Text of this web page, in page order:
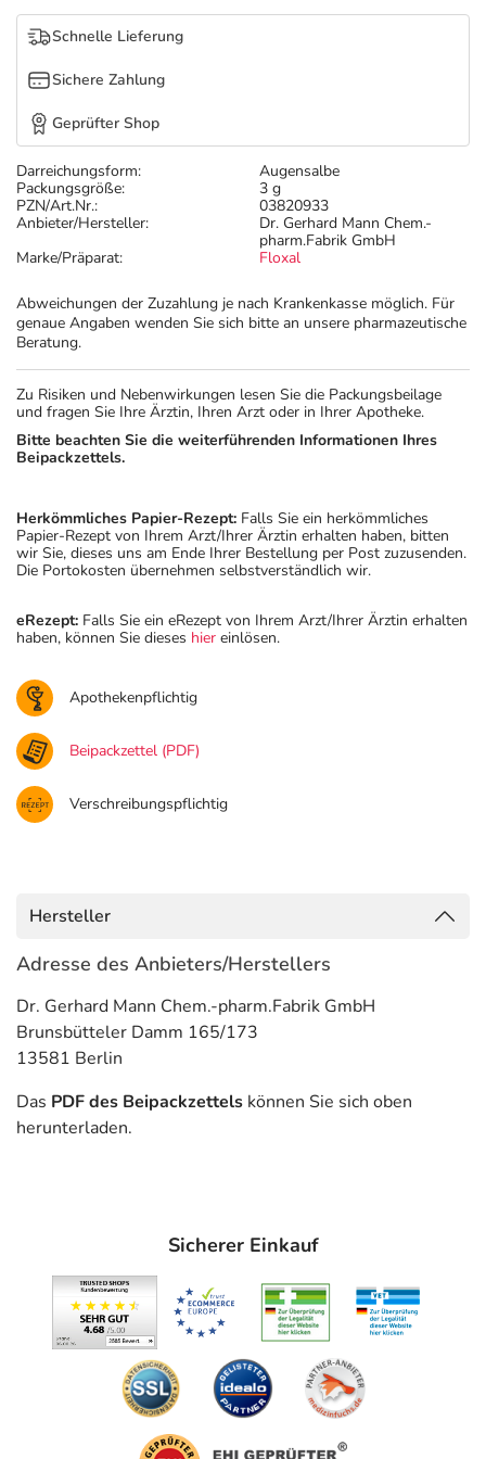
Tierapotheke
Vitamine & Mineralstoffe
Marken
Darreichungsform:
Augensalbe
Packungsgröße:
3 g
PZN/Art.Nr.:
03820933
Anbieter/Hersteller:
Dr. Gerhard Mann Chem.-
pharm.Fabrik GmbH
Marke/Präparat:
Floxal
Abweichungen der Zuzahlung je nach Krankenkasse möglich. Für
genaue Angaben wenden Sie sich bitte an unsere pharmazeutische
Beratung.
Schnelle Lieferung
Sichere Zahlung
Geprüfter Shop
Zu Risiken und Nebenwirkungen lesen Sie die Packungsbeilage
und fragen Sie Ihre Ärztin, Ihren Arzt oder in Ihrer Apotheke.
Bitte beachten Sie die weiterführenden Informationen Ihres
Beipackzettels.
Herkömmliches Papier-Rezept: Falls Sie ein herkömmliches
Papier-Rezept von Ihrem Arzt/Ihrer Ärztin erhalten haben, bitten
wir Sie, dieses uns am Ende Ihrer Bestellung per Post zuzusenden.
Die Portokosten übernehmen selbstverständlich wir.
eRezept: Falls Sie ein eRezept von Ihrem Arzt/Ihrer Ärztin erhalten
haben, können Sie dieses hier einlösen.
Apothekenpflichtig
Beipackzettel (PDF)
Verschreibungspflichtig
Hersteller
Adresse des Anbieters/Herstellers
Dr. Gerhard Mann Chem.-pharm.Fabrik GmbH
Brunsbütteler Damm 165/173
13581 Berlin
Das PDF des Beipackzettels können Sie sich oben
herunterladen.
Sicherer Einkauf